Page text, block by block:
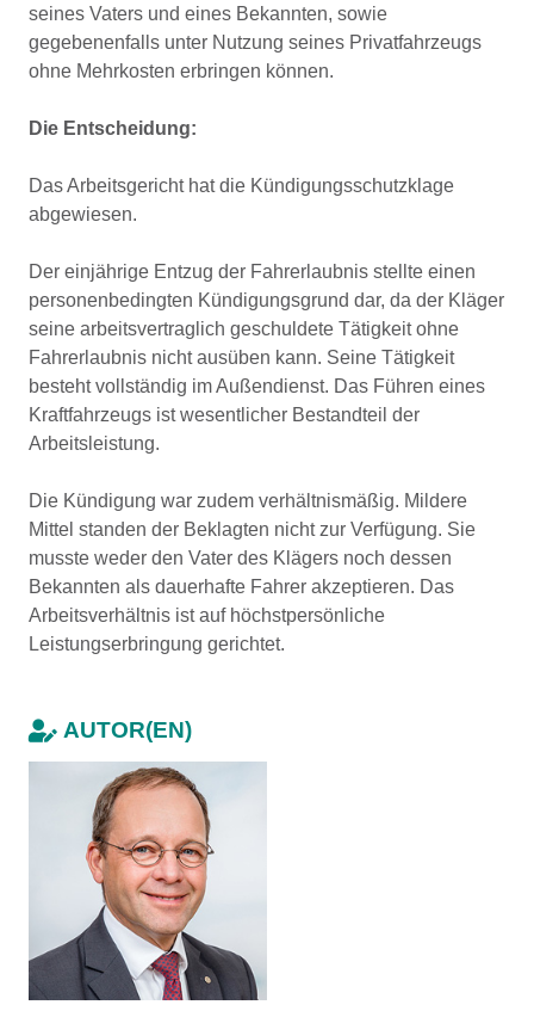
seines Vaters und eines Bekannten, sowie
gegebenenfalls unter Nutzung seines Privatfahrzeugs
ohne Mehrkosten erbringen können.
Die Entscheidung:
Das Arbeitsgericht hat die Kündigungsschutzklage
abgewiesen.
Der einjährige Entzug der Fahrerlaubnis stellte einen
personenbedingten Kündigungsgrund dar, da der Kläger
seine arbeitsvertraglich geschuldete Tätigkeit ohne
Fahrerlaubnis nicht ausüben kann. Seine Tätigkeit
besteht vollständig im Außendienst. Das Führen eines
Kraftfahrzeugs ist wesentlicher Bestandteil der
Arbeitsleistung.
Die Kündigung war zudem verhältnismäßig. Mildere
Mittel standen der Beklagten nicht zur Verfügung. Sie
musste weder den Vater des Klägers noch dessen
Bekannten als dauerhafte Fahrer akzeptieren. Das
Arbeitsverhältnis ist auf höchstpersönliche
Leistungserbringung gerichtet.
AUTOR(EN)